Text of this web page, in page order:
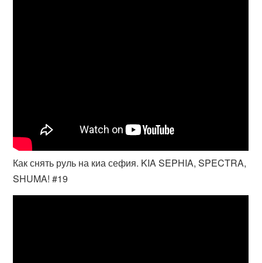
Как снять руль на киа сефия. KIA SEPHIA, SPECTRA,
SHUMA! #19